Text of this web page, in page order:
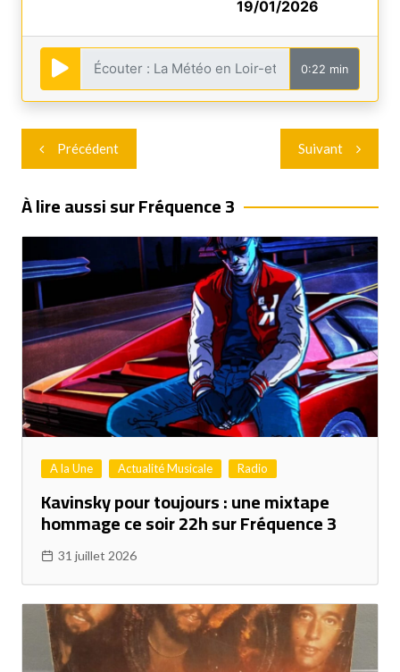
19/01/2026
0:22 min
Navigation
de
l’article
Précédent Suivant
À lire aussi sur Fréquence 3
A la Une Actualité Musicale Radio
Kavinsky pour toujours : une mixtape
hommage ce soir 22h sur Fréquence 3
31 juillet 2026